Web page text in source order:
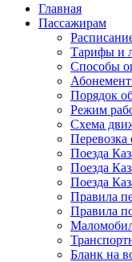
Главная
Пассажирам
Тарифы и
Способы
Порядок
Режим
Схема
Перевозка
Поезда
Поезда
Поезда
Правила
Правила
Бланк на